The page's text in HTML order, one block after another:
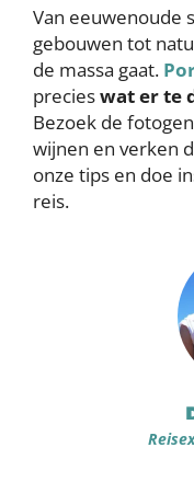
Van eeuwenoude
gebouwen tot
de massa gaat.
precieswat er te
Bezoek de
wijnen en verken
onze tips en doe
reis.